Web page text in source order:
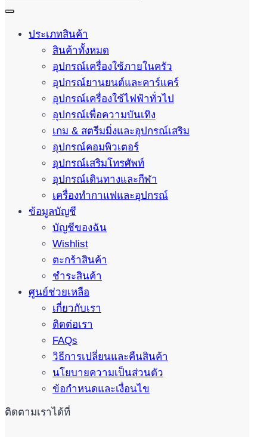
ประเภทสินค้า
สินค้าทั้งหมด
อุปกรณ์เครื่องใช้ภายในครัว
อุปกรณ์ยานยนต์และคาร์แคร์
อุปกรณ์เครื่องใช้ไฟฟ้าทั่วไป
อุปกรณ์เพื่อความบันเทิง
เกม & สตรีมมิ่งและอุปกรณ์เสริม
อุปกรณ์คอมพิวเตอร์
อุปกรณ์เสริมโทรศัพท์
อุปกรณ์เดินทางและกีฬา
เครื่องทำกาแฟและอุปกรณ์
ข้อมูลบัญชี
บัญชีของฉัน
Wishlist
ตะกร้าสินค้า
ชำระสินค้า
ศูนย์ช่วยเหลือ
เกี่ยวกับเรา
ติดต่อเรา
FAQs
วิธีการเปลี่ยนและคืนสินค้า
นโยบายความเป็นส่วนตัว
ข้อกำหนดและเงื่อนไข
ติดตามเราได้ที่